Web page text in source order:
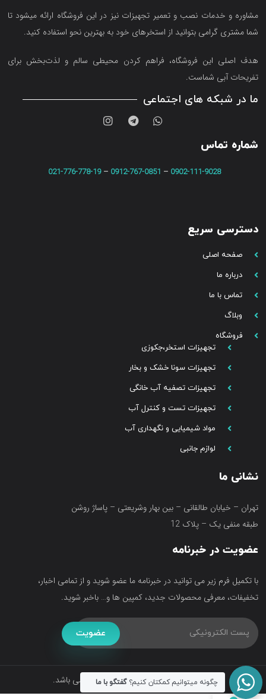
مشاوره و خدمات نصب و تعمیر تجهیزات نیز در این فروشگاه ارائه میشود تا
شما مشتری گرامی بتوانید از استخرهای خود به بهترین نحو استفاده کنید.
هدف اصلی این فروشگاه‌، فراهم کردن محیطی سالم و لذت‌بخش برای
تفریحات آبی شماست.
ما در شبکه های اجتماعی
شماره تماس
0902-111-9028
–
0912-767-0851
–
021-776-778-19
دسترسی سریع
صفحه اصلی
درباره ما
تماس با ما
وبلاگ
فروشگاه
تجهیزات استخر،جکوزی
تجهیزات سونا خشک و بخار
تجهیزات تصفیه آب خانگی
تجهیزات تست و کنترل آب
مواد شیمیایی و نگهداری آب
لوازم جانبی
نشانی ما
تهران – خیابان طالقانی – بین بهار وشریعتی – پاساژ روشن
طبقه منفی یک – پلاک 12
عضویت در خبرنامه
با تکمیل فرم زیر می توانید در خبرنامه ما عضو شوید و از تمامی اخبار،
تخفیفات، معرفی محصولات جدید، کمپین ها و… باخبر شوید.
عضویت
تمامی حقوق متعلق به فروشگاه آکواتک می باشد.
چگونه میتوانیم کمکتان کنیم؟گفتگو با ما